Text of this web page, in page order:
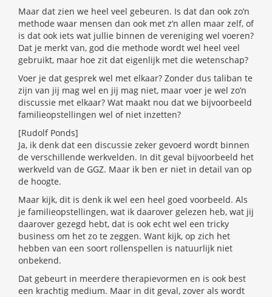
Maar dat zien we heel veel gebeuren. Is dat dan ook zo’n
methode waar mensen dan ook met z’n allen maar zelf, of
is dat ook iets wat jullie binnen de vereniging wel voeren?
Dat je merkt van, god die methode wordt wel heel veel
gebruikt, maar hoe zit dat eigenlijk met die wetenschap?
Voer je dat gesprek wel met elkaar? Zonder dus taliban te
zijn van jij mag wel en jij mag niet, maar voer je wel zo’n
discussie met elkaar? Wat maakt nou dat we bijvoorbeeld
familieopstellingen wel of niet inzetten?
[Rudolf Ponds]
Ja, ik denk dat een discussie zeker gevoerd wordt binnen
de verschillende werkvelden. In dit geval bijvoorbeeld het
werkveld van de GGZ. Maar ik ben er niet in detail van op
de hoogte.
Maar kijk, dit is denk ik wel een heel goed voorbeeld. Als
je familieopstellingen, wat ik daarover gelezen heb, wat jij
daarover gezegd hebt, dat is ook echt wel een tricky
business om het zo te zeggen. Want kijk, op zich het
hebben van een soort rollenspellen is natuurlijk niet
onbekend.
Dat gebeurt in meerdere therapievormen en is ook best
een krachtig medium. Maar in dit geval, zover als wordt